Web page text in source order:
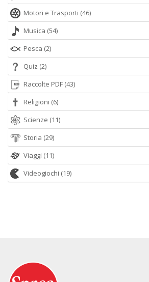
Motori e Trasporti (46)
Musica (54)
Pesca (2)
Quiz (2)
Raccolte PDF (43)
Religioni (6)
Scienze (11)
Storia (29)
Viaggi (11)
Videogiochi (19)